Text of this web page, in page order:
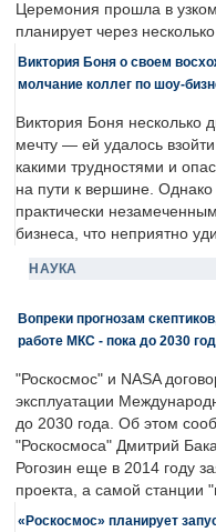
Церемония прошла в узком
планирует через
Виктория Боня о своем
молчание коллег по шоу-
Виктория Боня несколько
мечту — ей удалось
какими трудностями и
на пути к вершине. Однако
практически
бизнеса, что неприятно
НАУКА
Вопреки прогнозам
работе МКС - пока до 2030
"Роскосмос" и NASA
эксплуатации
до 2030 года. Об этом
"Роскосмоса" Дмитрий
Рогозин еще в 2014 году
проекта, а самой станции
«Роскосмос» планирует